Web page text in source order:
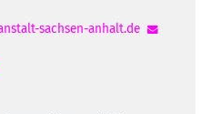
sachsen-anhalt.de